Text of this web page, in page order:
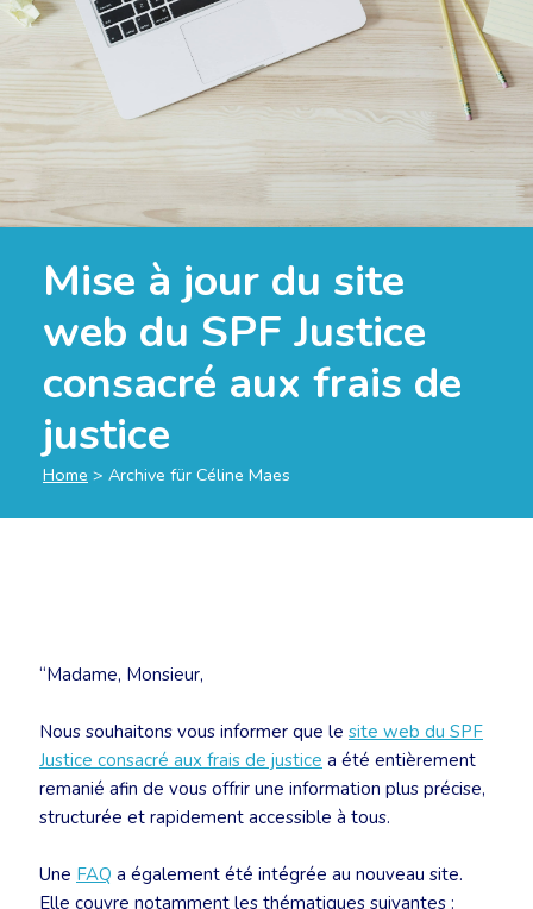
Mise à jour du site
web du SPF Justice
consacré aux frais de
justice
Home > Archive für Céline Maes
“Madame, Monsieur,
Nous souhaitons vous informer que le site web du SPF
Justice consacré aux frais de justice a été entièrement
remanié afin de vous offrir une information plus précise,
structurée et rapidement accessible à tous.
Une FAQ a également été intégrée au nouveau site.
Elle couvre notamment les thématiques suivantes :